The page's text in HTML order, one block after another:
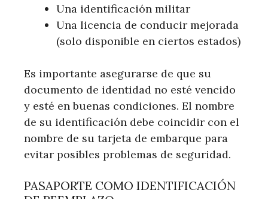
Una identificación militar
Una licencia de conducir mejorada
(solo disponible en ciertos estados)
Es importante asegurarse de que su
documento de identidad no esté vencido
y esté en buenas condiciones. El nombre
de su identificación debe coincidir con el
nombre de su tarjeta de embarque para
evitar posibles problemas de seguridad.
PASAPORTE COMO IDENTIFICACIÓN